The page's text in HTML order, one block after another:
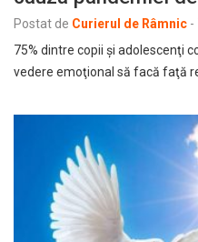
Postat de Curierul de Râmnic -
75% dintre copii şi adolescenţi
vedere emoţional să facă faţă